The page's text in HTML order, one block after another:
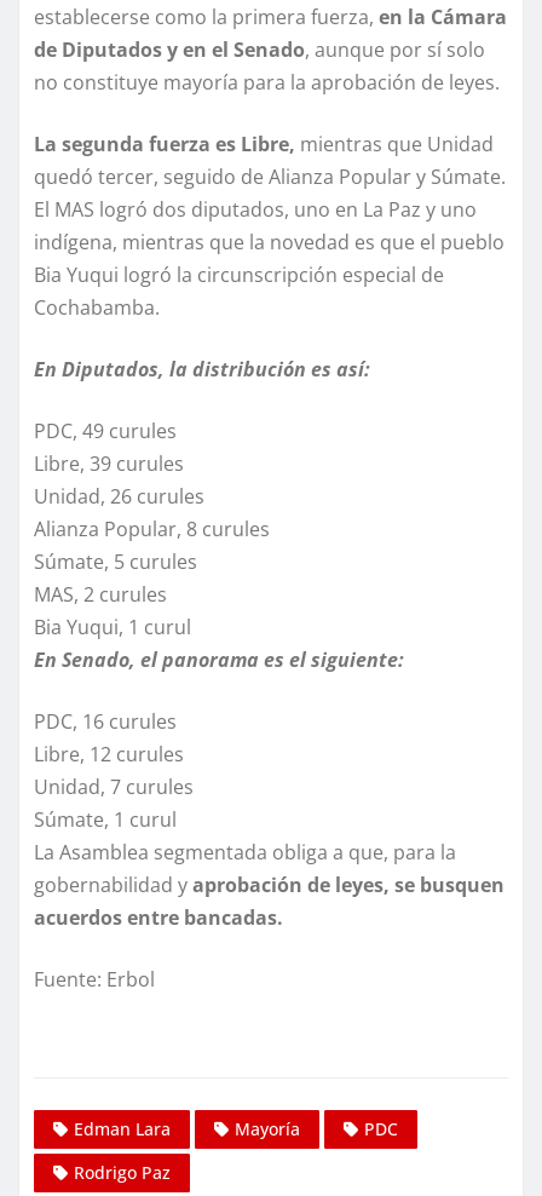
establecerse como la primera fuerza, en la Cámara
de Diputados y en el Senado, aunque por sí solo
no constituye mayoría para la aprobación de leyes.
La segunda fuerza es Libre, mientras que Unidad
quedó tercer, seguido de Alianza Popular y Súmate.
El MAS logró dos diputados, uno en La Paz y uno
indígena, mientras que la novedad es que el pueblo
Bia Yuqui logró la circunscripción especial de
Cochabamba.
En Diputados, la distribución es así:
PDC, 49 curules
Libre, 39 curules
Unidad, 26 curules
Alianza Popular, 8 curules
Súmate, 5 curules
MAS, 2 curules
Bia Yuqui, 1 curul
En Senado, el panorama es el siguiente:
PDC, 16 curules
Libre, 12 curules
Unidad, 7 curules
Súmate, 1 curul
La Asamblea segmentada obliga a que, para la
gobernabilidad yaprobación de leyes, se busquen
acuerdos entre bancadas.
Fuente: Erbol
Edman Lara Mayoría
PDC
Rodrigo Paz